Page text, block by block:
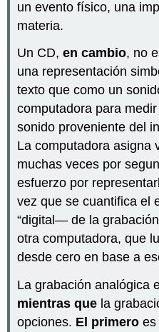
un evento físico, una
materia.
Un CD,en cambio, no
una representación
texto que como un
computadora para
sonido proveniente del
La computadora asigna
muchas veces por
esfuerzo por
vez que se cuantifica el
“digital— de la
otra computadora, que
desde cero en base a
La grabación analógica
mientras que la
opciones. El primero es